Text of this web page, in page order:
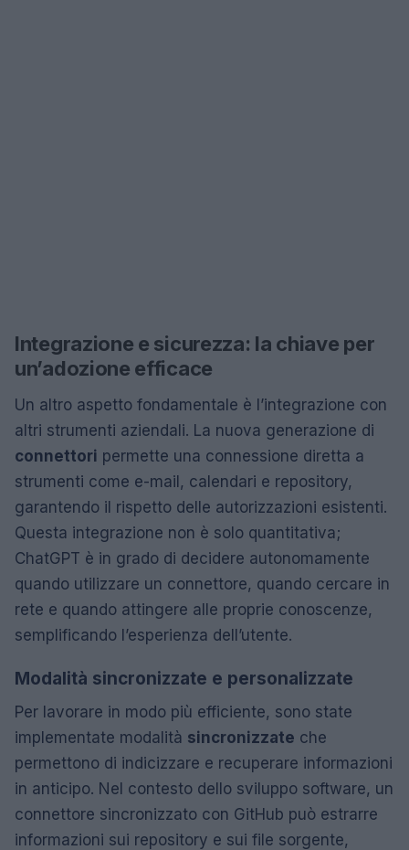
Integrazione e sicurezza: la chiave per
un’adozione efficace
Un altro aspetto fondamentale è l’integrazione con
altri strumenti aziendali. La nuova generazione di
connettori permette una connessione diretta a
strumenti come e-mail, calendari e repository,
garantendo il rispetto delle autorizzazioni esistenti.
Questa integrazione non è solo quantitativa;
ChatGPT è in grado di decidere autonomamente
quando utilizzare un connettore, quando cercare in
rete e quando attingere alle proprie conoscenze,
semplificando l’esperienza dell’utente.
Modalità sincronizzate e personalizzate
Per lavorare in modo più efficiente, sono state
implementate modalità sincronizzate che
permettono di indicizzare e recuperare informazioni
in anticipo. Nel contesto dello sviluppo software, un
connettore sincronizzato con GitHub può estrarre
informazioni sui repository e sui file sorgente,